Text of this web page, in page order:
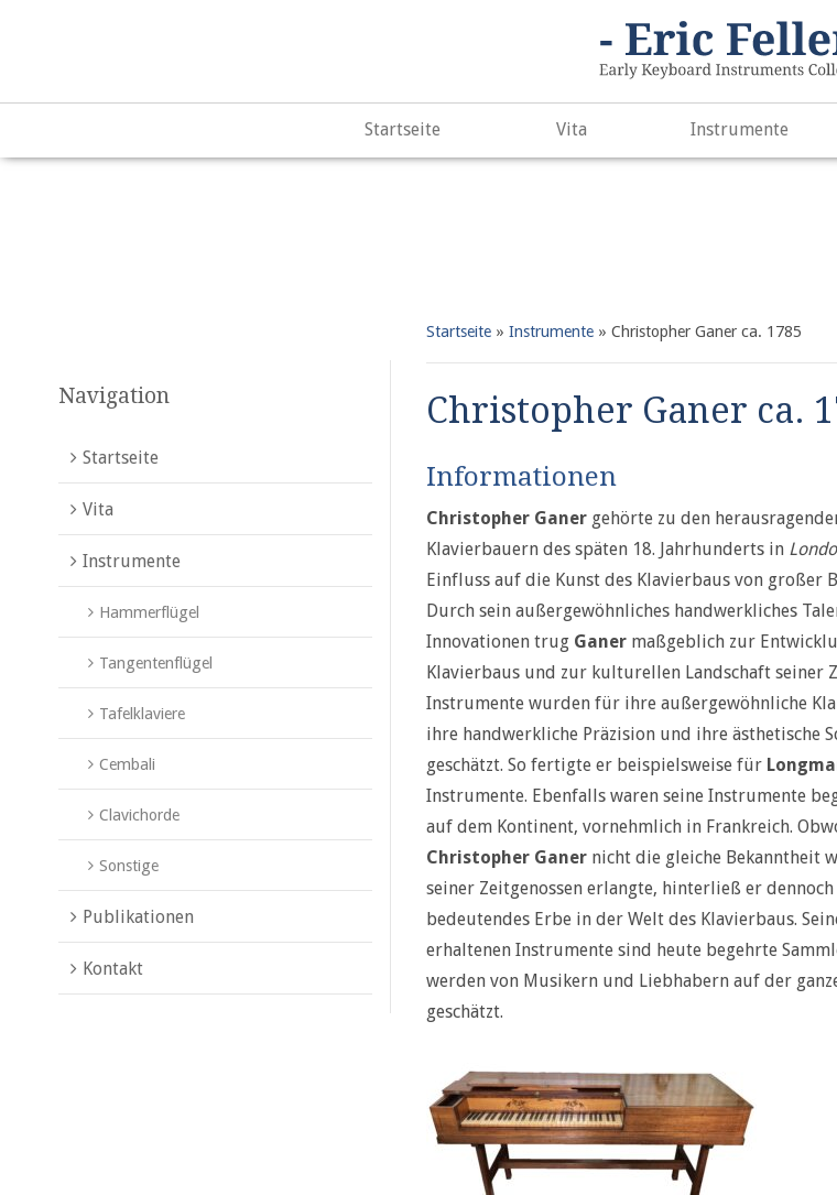
: "continue" targeting switch is equivalent to "break". Did you mean to use "continue 2"? in /var/
Startseite Vita Instrumente
Startseite» Instrumente» Christopher Ganer ca. 1785
Christopher Ganer ca.
Informationen
Christopher Ganergehörte zu den
Klavierbauern des späten 18. Jahrhunderts in
Einfluss auf die Kunst des Klavierbaus von großer
Durch sein außergewöhnliches handwerkliches
Innovationen trug Ganermaßgeblich zur
Klavierbaus und zur kulturellen Landschaft seiner
Instrumente wurden für ihre außergewöhnliche
ihre handwerkliche Präzision und ihre ästhetische
geschätzt. So fertigte er beispielsweise für
Instrumente. Ebenfalls waren seine Instrumente
auf dem Kontinent, vornehmlich in Frankreich.
Christopher Ganernicht die gleiche Bekanntheit
seiner Zeitgenossen erlangte, hinterließ er dennoch
bedeutendes Erbe in der Welt des Klavierbaus.
erhaltenen Instrumente sind heute begehrte
werden von Musikern und Liebhabern auf der
geschätzt.
Navigation
Startseite
Vita
Instrumente
Hammerflügel
Tangentenflügel
Tafelklaviere
Cembali
Clavichorde
Sonstige
Publikationen
Kontakt